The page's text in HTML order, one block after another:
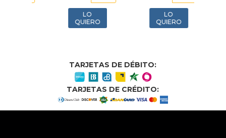
QUIERO
QUIERO
TARJETAS DE DÉBITO:
TARJETAS DE CRÉDITO: